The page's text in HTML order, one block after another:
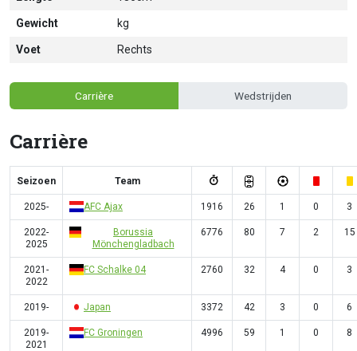
Gewicht kg
Voet Rechts
Carrière Wedstrijden
Carrière
Seizoen Team
2025- AFC Ajax 1916 26 1 0 3
2022-
2025
Borussia
Mönchengladbach
6776 80 7 2 15
2021-
2022
FC Schalke 04 2760 32 4 0 3
2019- Japan 3372 42 3 0 6
2019-
2021
FC Groningen 4996 59 1 0 8